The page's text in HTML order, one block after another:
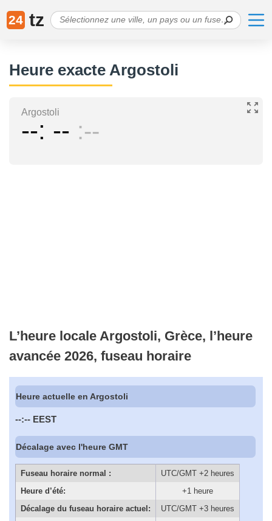
24 tz
Heure exacte Argostoli
Argostoli
-- -- --
L’heure locale Argostoli, Grèce, l’heure
avancée 2026, fuseau horaire
Heure actuelle en Argostoli
--:-- EEST
Décalage avec l'heure GMT
Fuseau horaire normal :
UTC/GMT +2 heures
Heure d’été:
+1 heure
Décalage du fuseau horaire actuel:
UTC/GMT +3 heures